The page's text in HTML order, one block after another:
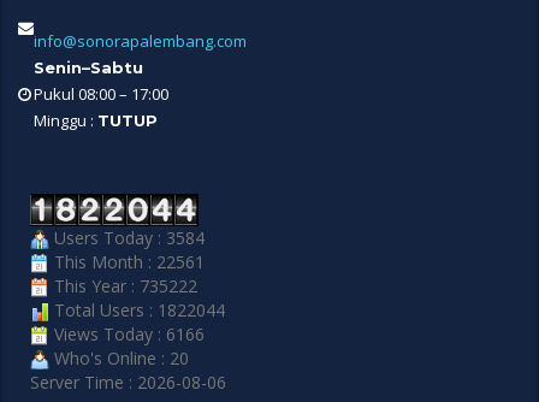
info@sonorapalembang.com
Senin–Sabtu
Pukul 08:00 – 17:00
Minggu : TUTUP
Users Today : 3584
This Month : 22561
This Year : 735222
Total Users : 1822044
Views Today : 6166
Who's Online : 20
Server Time : 2026-08-06